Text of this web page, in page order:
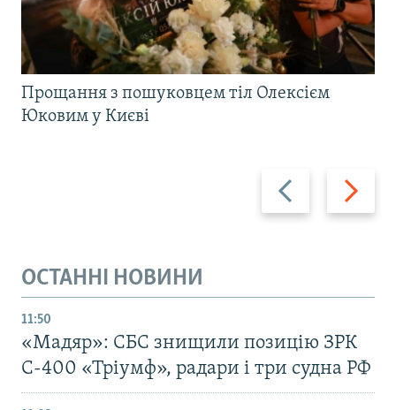
Назад Вперед
Прощання з пошуковцем тіл Олексієм
Юковим у Києві
ОСТАННІ НОВИНИ
11:50
«Мадяр»: СБС знищили позицію ЗРК
С-400 «Тріумф», радари і три судна РФ